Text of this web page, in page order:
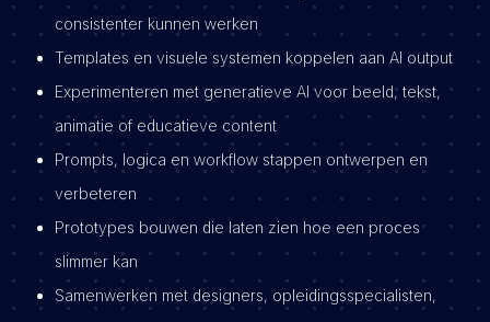
consistenter kunnen werken
Templates en visuele systemen koppelen aan AI output
Experimenteren met generatieve AI voor beeld, tekst,
animatie of educatieve content
Prompts, logica en workflow stappen ontwerpen en
verbeteren
Prototypes bouwen die laten zien hoe een proces
slimmer kan
Samenwerken met designers, opleidingsspecialisten,